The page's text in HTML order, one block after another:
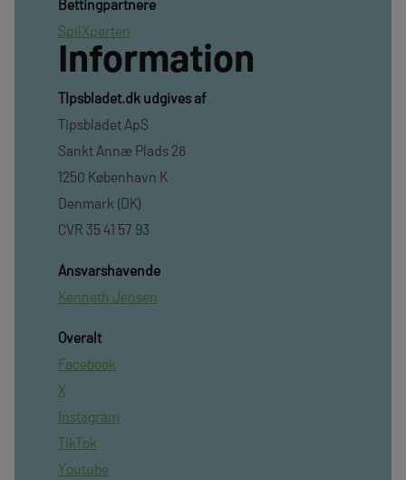
Bettingpartnere
SpilXperten
Information
TIpsbladet.dk udgives af
Tipsbladet ApS
Sankt Annæ Plads 28
1250 København K
Denmark (DK)
CVR 35 41 57 93
Ansvarshavende
Kenneth Jensen
Overalt
Facebook
X
Instagram
TikTok
Youtube